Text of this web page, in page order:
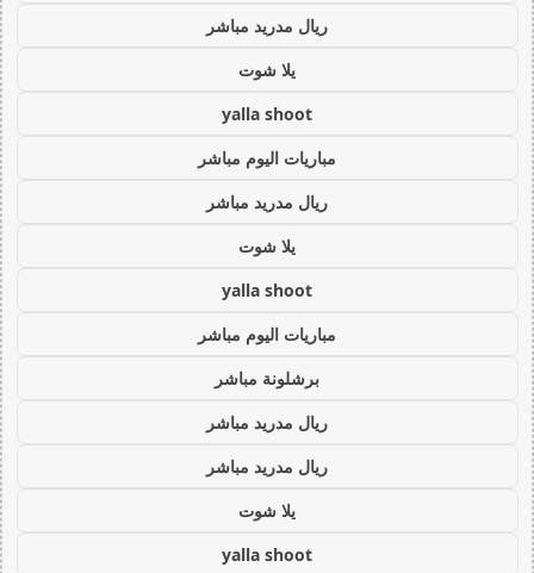
ريال مدريد مباشر
يلا شوت
yalla shoot
مباريات اليوم مباشر
ريال مدريد مباشر
يلا شوت
yalla shoot
مباريات اليوم مباشر
برشلونة مباشر
ريال مدريد مباشر
ريال مدريد مباشر
يلا شوت
yalla shoot